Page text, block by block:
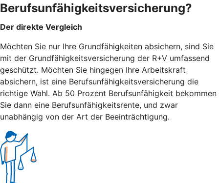
Berufsunfähigkeitsversicherung?
Der direkte Vergleich
Möchten Sie nur Ihre Grundfähigkeiten absichern, sind Sie
mit der Grundfähigkeitsversicherung der R+V umfassend
geschützt. Möchten Sie hingegen Ihre Arbeitskraft
absichern, ist eine Berufsunfähigkeitsversicherung die
richtige Wahl. Ab 50 Prozent Berufsunfähigkeit bekommen
Sie dann eine Berufsunfähigkeitsrente, und zwar
unabhängig von der Art der Beeinträchtigung.